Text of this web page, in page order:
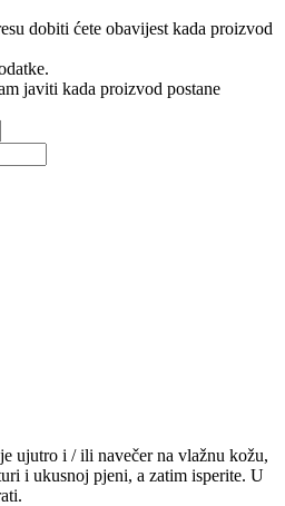
dobiti ćete obavijest kada proizvod
javiti kada proizvod postane
ujutro i / ili navečer na vlažnu kožu,
i ukusnoj pjeni, a zatim isperite. U